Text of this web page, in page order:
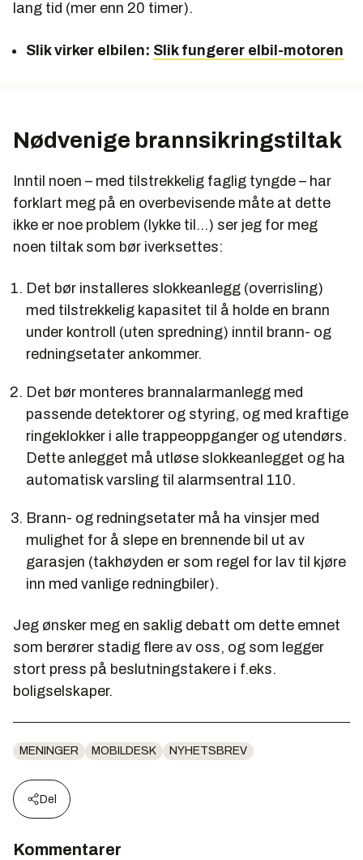
lang tid (mer enn 20 timer).
Slik virker elbilen: Slik fungerer elbil-motoren
Nødvenige brannsikringstiltak
Inntil noen – med tilstrekkelig faglig tyngde – har
forklart meg på en overbevisende måte at dette
ikke er noe problem (lykke til…) ser jeg for meg
noen tiltak som bør iverksettes:
Det bør installeres slokkeanlegg (overrisling)
med tilstrekkelig kapasitet til å holde en brann
under kontroll (uten spredning) inntil brann- og
redningsetater ankommer.
Det bør monteres brannalarmanlegg med
passende detektorer og styring, og med kraftige
ringeklokker i alle trappeoppganger og utendørs.
Dette anlegget må utløse slokkeanlegget og ha
automatisk varsling til alarmsentral 110.
Brann- og redningsetater må ha vinsjer med
mulighet for å slepe en brennende bil ut av
garasjen (takhøyden er som regel for lav til kjøre
inn med vanlige redningbiler).
Jeg ønsker meg en saklig debatt om dette emnet
som berører stadig flere av oss, og som legger
stort press på beslutningstakere i f.eks.
boligselskaper.
MENINGER MOBILDESK NYHETSBREV
Del
Kommentarer